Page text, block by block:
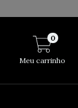
Meu carrinho
0